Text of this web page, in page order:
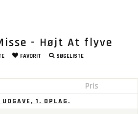
- Højt At flyve
FAVORIT SØGELISTE
Pris
UDGAVE, 1. OPLAG.